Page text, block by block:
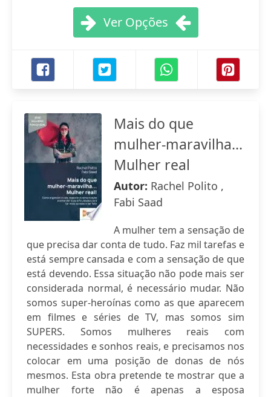
Ver Opções
Mais do que
mulher-maravilha...
Mulher real
Autor: Rachel Polito ,
Fabi Saad
A mulher tem a sensação de
que precisa dar conta de tudo. Faz mil tarefas e
está sempre cansada e com a sensação de que
está devendo. Essa situação não pode mais ser
considerada normal, é necessário mudar. Não
somos super-heroínas como as que aparecem
em filmes e séries de TV, mas somos sim
SUPERS. Somos mulheres reais com
necessidades e sonhos reais, e precisamos nos
colocar em uma posição de donas de nós
mesmos. Esta obra pretende te mostrar que a
mulher forte não é apenas a esposa